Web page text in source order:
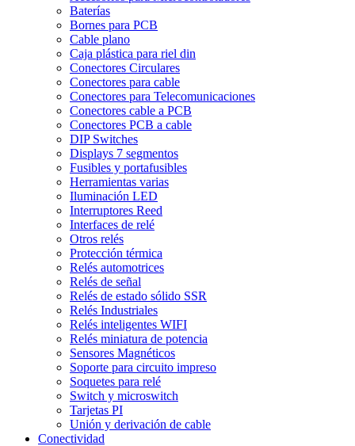
Baterías
Bornes para PCB
Cable plano
Caja plástica para riel din
Conectores Circulares
Conectores para cable
Conectores para Telecomunicaciones
Conectores cable a PCB
Conectores PCB a cable
DIP Switches
Displays 7 segmentos
Fusibles y portafusibles
Herramientas varias
Iluminación LED
Interruptores Reed
Interfaces de relé
Otros relés
Protección térmica
Relés automotrices
Relés de señal
Relés de estado sólido SSR
Relés Industriales
Relés inteligentes WIFI
Relés miniatura de potencia
Sensores Magnéticos
Soporte para circuito impreso
Soquetes para relé
Switch y microswitch
Tarjetas PI
Unión y derivación de cable
Conectividad